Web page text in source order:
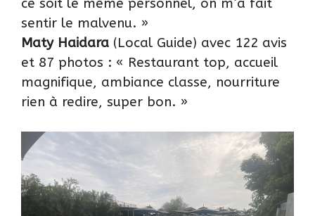
ce soit le même personnel, on m’a fait
sentir le malvenu. »
Maty Haidara (Local Guide) avec 122 avis
et 87 photos : « Restaurant top, accueil
magnifique, ambiance classe, nourriture
rien à redire, super bon. »